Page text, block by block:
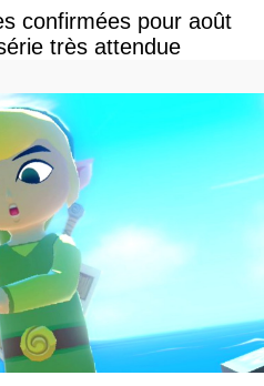
confirmées pour août
très attendue